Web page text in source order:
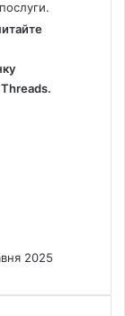
Threads.
2025